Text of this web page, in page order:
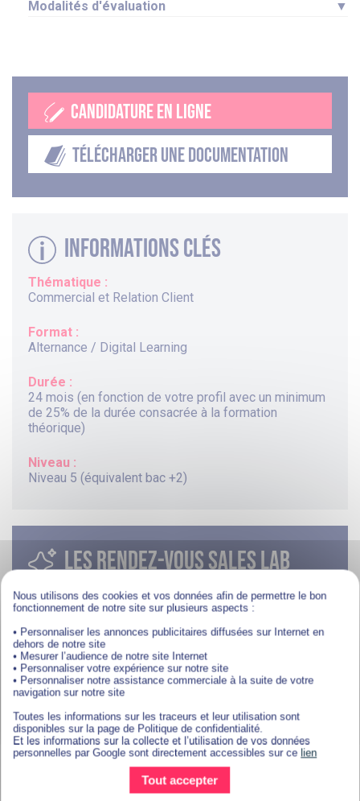
Modalités d'évaluation ▼
CANDIDATURE EN LIGNE
TÉLÉCHARGER UNE DOCUMENTATION
Informations clés
Thématique :
Commercial et Relation Client
Format :
Alternance / Digital Learning
Durée :
24 mois (en fonction de votre profil avec un minimum
de 25% de la durée consacrée à la formation
théorique)
Niveau :
Niveau 5 (équivalent bac +2)
LES RENDEZ-VOUS SALES LAB
LES SÉANCES LIVE QUI PROPULSENT VOTRE
FORMATION
Ce parcours est éligible à une sélection de Séance
Live exclusives sur les nouveaux défis du commerce
et de la relation client L’objectif des rendez-vous
Skills Labs, renforcer vos compétences et vous aider
à appréhender les évolutions du monde professionnel
ainsi que les nouveaux défis de l’univers du
commerce et de la relation client.
Nous utilisons des cookies et vos données afin de permettre le bon
fonctionnement de notre site sur plusieurs aspects :
• Personnaliser les annonces publicitaires diffusées sur Internet en
dehors de notre site
• Mesurer l’audience de notre site Internet
• Personnaliser votre expérience sur notre site
• Personnaliser notre assistance commerciale à la suite de votre
navigation sur notre site
Toutes les informations sur les traceurs et leur utilisation sont
disponibles sur la page de Politique de confidentialité.
Et les informations sur la collecte et l’utilisation de vos données
personnelles par Google sont directement accessibles sur ce lien
Tout accepter